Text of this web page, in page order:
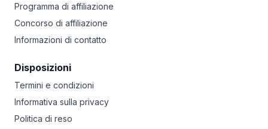
Programma di affiliazione
Concorso di affiliazione
Informazioni di contatto
Disposizioni
Termini e condizioni
Informativa sulla privacy
Politica di reso